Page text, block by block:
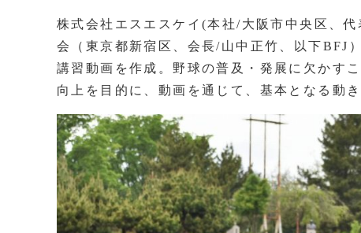
bo
ok
株式会社エスエスケイ(本社/大阪市中央区、
会（東京都新宿区、会長/山中正竹、以下BFJ
講習動画を作成。野球の普及・発展に欠かす
向上を目的に、動画を通じて、基本となる動